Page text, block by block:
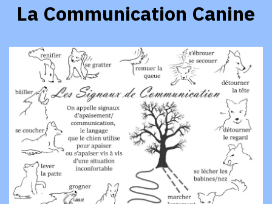
La Communication Canine